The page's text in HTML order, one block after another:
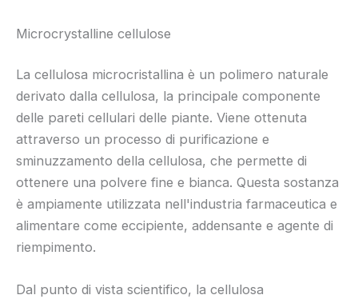
Microcrystalline cellulose
La cellulosa microcristallina è un polimero naturale
derivato dalla cellulosa, la principale componente
delle pareti cellulari delle piante. Viene ottenuta
attraverso un processo di purificazione e
sminuzzamento della cellulosa, che permette di
ottenere una polvere fine e bianca. Questa sostanza
è ampiamente utilizzata nell'industria farmaceutica e
alimentare come eccipiente, addensante e agente di
riempimento.
Dal punto di vista scientifico, la cellulosa